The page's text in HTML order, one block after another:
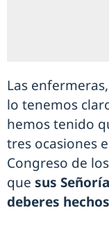
Las
lo tenemos
hemos tenido
tres ocasiones
Congreso de
que sus
deberes hechos